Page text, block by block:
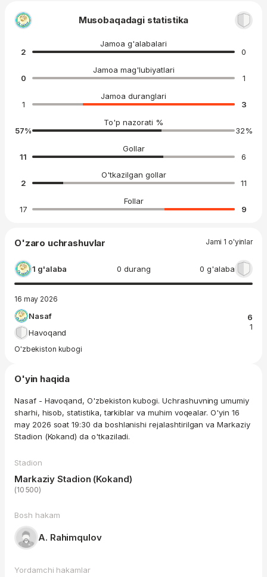
Musobaqadagi statistika
Jamoa g'alabalari
2
0
Jamoa mag'lubiyatlari
0
1
Jamoa duranglari
1
3
To'p nazorati %
57% 32%
Gollar
11
6
O'tkazilgan gollar
2
11
Follar
17
9
O'zaro uchrashuvlar Jami 1 o'yinlar
1 g'alaba 0 durang 0 g'alaba
16 may 2026
Nasaf
Havoqand
6
1
O'zbekiston kubogi
O'yin haqida
Nasaf - Havoqand, O'zbekiston kubogi. Uchrashuvning umumiy
sharhi, hisob, statistika, tarkiblar va muhim voqealar. O'yin 16
may 2026 soat 19:30 da boshlanishi rejalashtirilgan va Markaziy
Stadion (Kokand) da o'tkaziladi.
Stadion
Markaziy Stadion (Kokand)
(10 500)
Bosh hakam
A. Rahimqulov
Yordamchi hakamlar